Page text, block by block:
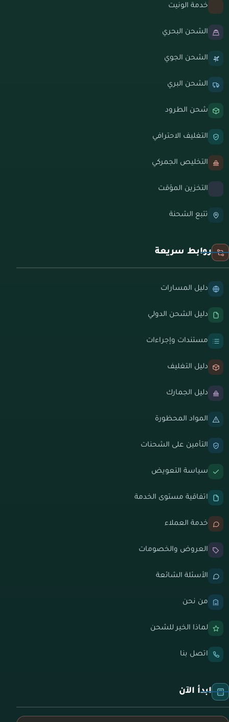
خدمة الونيت
الشحن البحري
الشحن الجوي
الشحن البري
شحن الطرود
التغليف الاحترافي
التخليص الجمركي
التخزين المؤقت
تتبع الشحنة
روابط سريعة
دليل المسارات
دليل الشحن الدولي
مستندات وإجراءات
دليل التغليف
دليل الجمارك
المواد المحظورة
التأمين على الشحنات
سياسة التعويض
اتفاقية مستوى الخدمة
خدمة العملاء
العروض والخصومات
الأسئلة الشائعة
من نحن
لماذا الخير للشحن
اتصل بنا
ابدأ الآن